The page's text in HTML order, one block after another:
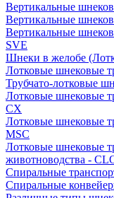
Вертикальные
Вертикальные
Вертикальные
SVE
Шнеки в желобе
Лотковые шнековые
Трубчато-лотковые
Лотковые шнековые
CX
Лотковые шнековые
MSC
Лотковые шнековые
животноводства -
Спиральные
Спиральные